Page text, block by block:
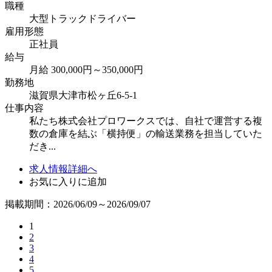
職種
大型トラックドライバー
雇用形態
正社員
給与
月給 300,000円～350,000円
勤務地
滋賀県大津市松ヶ丘6-5-1
仕事内容
私たち株式会社プロワークスでは、自社で運営する複
数の倉庫を結ぶ「横持便」の輸送業務を担当していた
だき...
求人情報詳細へ
お気に入りに追加
掲載期間：2026/06/09～2026/09/07
1
2
3
4